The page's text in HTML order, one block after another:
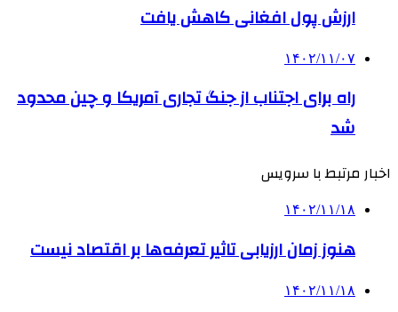
ارزش پول افغانی کاهش یافت
۱۴۰۲/۱۱/۰۷
راه برای اجتناب از جنگ تجاری آمریکا و چین محدود
شد
اخبار مرتبط با سرویس
۱۴۰۲/۱۱/۱۸
هنوز زمان ارزیابی تاثیر تعرفه‌ها بر اقتصاد نیست
۱۴۰۲/۱۱/۱۸